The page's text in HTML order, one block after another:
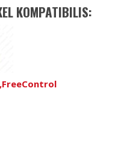
KOMPATIBILIS: